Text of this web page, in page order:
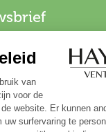
in op onze